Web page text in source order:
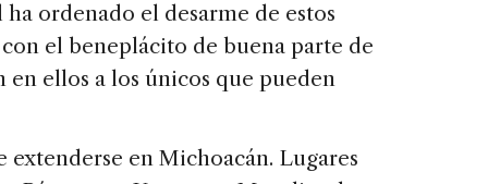
ordenado el desarme de estos
el beneplácito de buena parte de
en ellos a los únicos que pueden
en Michoacán. Lugares